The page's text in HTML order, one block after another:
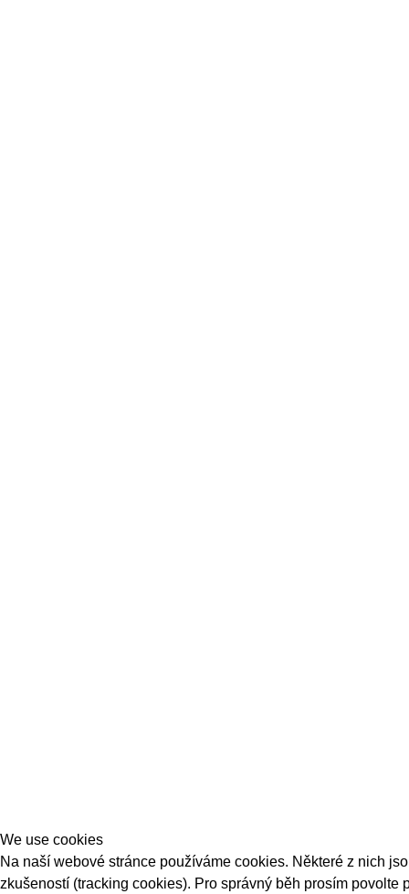
We use cookies
Na naší webové stránce používáme cookies. Některé z nich
zkušeností (tracking cookies). Pro správný běh prosím povolte